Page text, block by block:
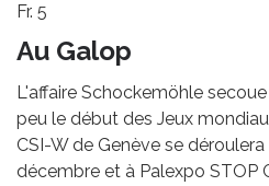
Fr. 5
Au Galop
L'affaire Schockemöhle
peu le début des Jeux
CSI-W de Genève se
décembre et à Palexpo STOP